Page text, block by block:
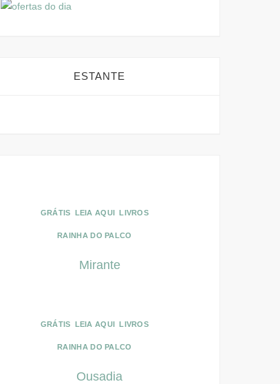
ESTANTE
GRÁTIS LEIA AQUI LIVROS
RAINHA DO PALCO
Mirante
GRÁTIS LEIA AQUI LIVROS
RAINHA DO PALCO
Ousadia